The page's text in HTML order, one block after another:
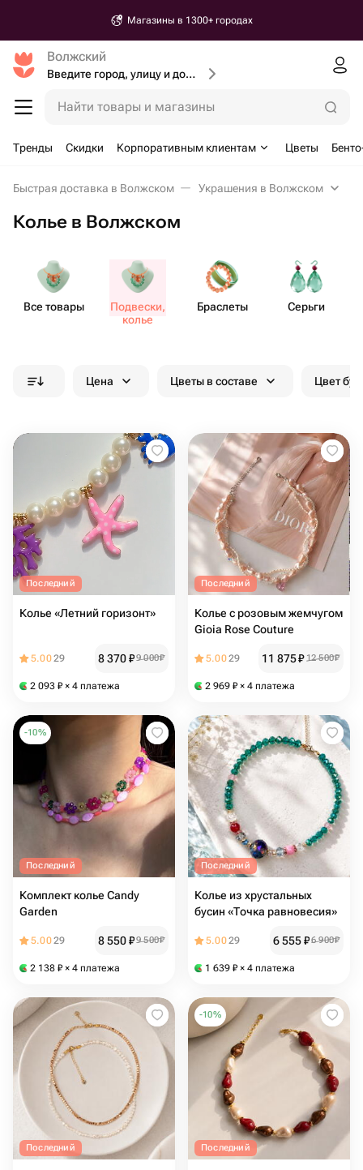
Доставка от 30 минут
Волжский
Введите город, улицу и дом доставки
Найти товары и магазины
Тренды Скидки Корпоративным клиентам Цветы
Быстрая доставка в Волжском Украшения в Волжском
Колье в Волжском
Все товары
Подвески,
колье
Браслеты Серьги
Цена Цветы в составе Цвет
Последний
Колье «Летний горизонт»
5.0029 8 370₽9 000₽
2 093 ₽ × 4 платежа
Последний
Колье с розовым жемчугом
Gioia Rose Couture
5.0029 11 875₽ 12 500₽
2 969 ₽ × 4 платежа
-10%
Последний
Комплект колье Candy
Garden
5.0029 8 550₽9 500₽
2 138 ₽ × 4 платежа
Последний
Колье из хрустальных
бусин «Точка равновесия»
5.0029 6 555₽6 900₽
1 639 ₽ × 4 платежа
Последний
-10%
Последний